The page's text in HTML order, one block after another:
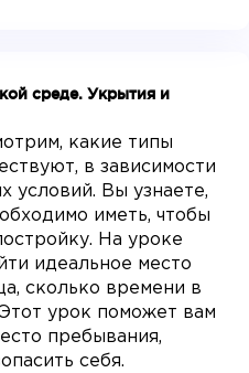
среде. Укрытия и
какие типы
в зависимости
условий. Вы узнаете,
иметь, чтобы
На уроке
идеальное место
сколько времени в
урок поможет вам
пребывания,
себя.